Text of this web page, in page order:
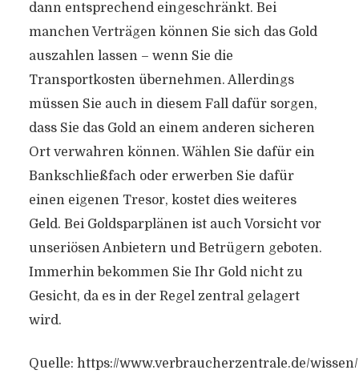
dann entsprechend eingeschränkt. Bei
manchen Verträgen können Sie sich das Gold
auszahlen lassen – wenn Sie die
Transportkosten übernehmen. Allerdings
müssen Sie auch in diesem Fall dafür sorgen,
dass Sie das Gold an einem anderen sicheren
Ort verwahren können. Wählen Sie dafür ein
Bankschließfach oder erwerben Sie dafür
einen eigenen Tresor, kostet dies weiteres
Geld. Bei Goldsparplänen ist auch Vorsicht vor
unseriösen Anbietern und Betrügern geboten.
Immerhin bekommen Sie Ihr Gold nicht zu
Gesicht, da es in der Regel zentral gelagert
wird.
Quelle: https://www.verbraucherzentrale.de/